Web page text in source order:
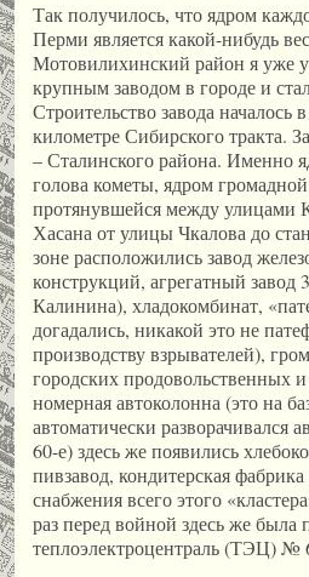
Так получилось, что ядром
Перми является какой-нибудь
Мотовилихинский район я уже
крупным заводом в городе и
Строительство завода началось
километре Сибирского тракта.
– Сталинского района. Именно
голова кометы, ядром
протянувшейся между улицами
Хасана от улицы Чкалова до
зоне расположились завод
конструкций, агрегатный завод
Калинина), хладокомбинат,
догадались, никакой это не
производству взрывателей),
городских продовольственных
номерная автоколонна (это на
автоматически разворачивался
60-е) здесь же появились
пивзавод, кондитерская
снабжения всего этого
раз перед войной здесь же была
теплоэлектроцентраль (ТЭЦ) №